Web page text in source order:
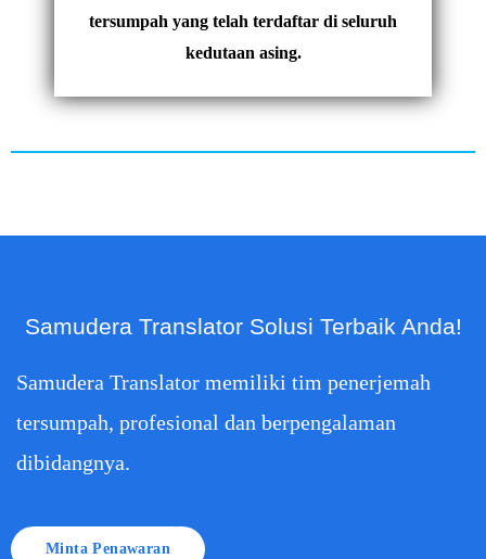
tersumpah yang telah terdaftar di seluruh
kedutaan asing.
Samudera Translator Solusi Terbaik Anda!
Samudera Translator memiliki tim penerjemah
tersumpah, profesional dan berpengalaman
dibidangnya.
Minta Penawaran